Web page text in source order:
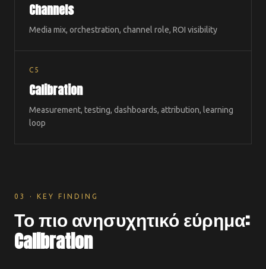
Channels
Media mix, orchestration, channel role, ROI visibility
C5
Calibration
Measurement, testing, dashboards, attribution, learning
loop
03 · KEY FINDING
Το πιο ανησυχητικό εύρημα:
Calibration